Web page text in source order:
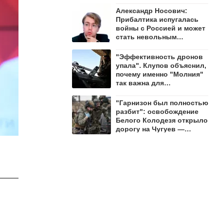
Александр Носович:
Прибалтика испугалась
войны с Россией и может
стать невольным
"Эффективность дронов
упала". Клупов объяснил,
почему именно "Молния"
так важна для
"Гарнизон был полностью
разбит": освобождение
Белого Колодезя открыло
дорогу на Чугуев —